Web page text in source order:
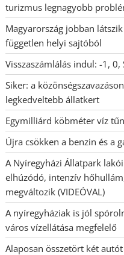
turizmus legnagyobb
Magyarország jobban
független helyi sajtóból
Visszaszámlálás indul: -1, 0,
Siker: a
legkedveltebb állatkert
Egymilliárd köbméter víz
Újra csökken a benzin és a
A Nyíregyházi Állatpark
elhúzódó, intenzív
megváltozik (VIDEÓVAL)
A nyíregyháziak is jól
város vízellátása megfelelő
Alaposan összetört két